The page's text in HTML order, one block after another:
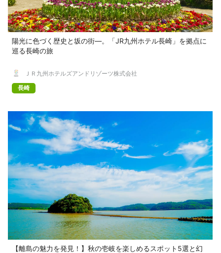
陽光に色づく歴史と坂の街—。「JR九州ホテル長崎」を拠点に
巡る長崎の旅
ＪＲ九州ホテルズアンドリゾーツ株式会社
長崎
【離島の魅力を発見！】秋の壱岐を楽しめるスポット5選と幻